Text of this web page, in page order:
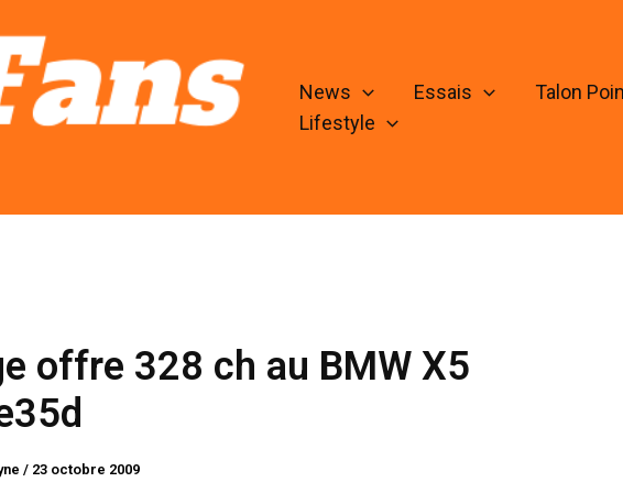
News Essais Talon
Lifestyle
offre 328 ch au BMW X5
/ 23 octobre 2009